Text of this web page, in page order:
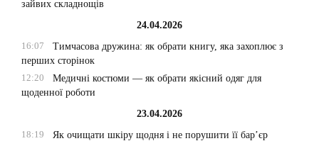
зайвих складнощів
24.04.2026
16:07
Тимчасова дружина: як обрати книгу, яка захоплює з
перших сторінок
12:20
Медичні костюми — як обрати якісний одяг для
щоденної роботи
23.04.2026
18:19
Як очищати шкіру щодня і не порушити її бар’єр